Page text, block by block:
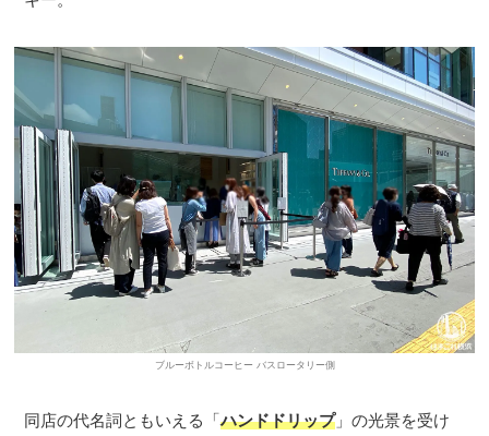
ブルーボトルコーヒー バスロータリー側
同店の代名詞ともいえる「ハンドドリップ」の光景を受け